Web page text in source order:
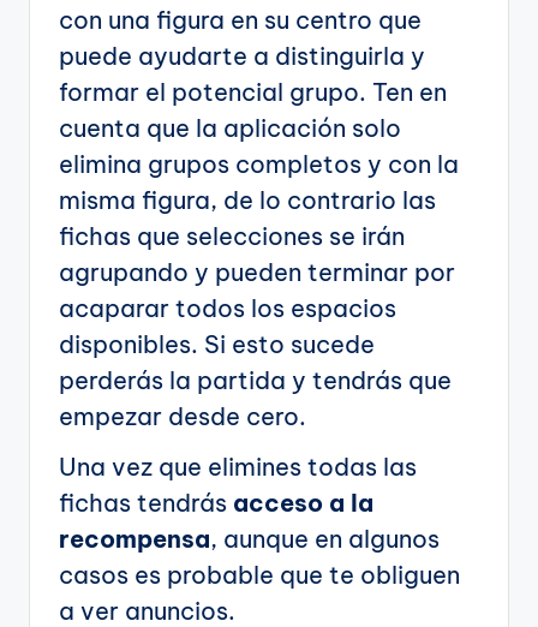
con una figura en su centro que
puede ayudarte a distinguirla y
formar el potencial grupo. Ten en
cuenta que la aplicación solo
elimina grupos completos y con la
misma figura, de lo contrario las
fichas que selecciones se irán
agrupando y pueden terminar por
acaparar todos los espacios
disponibles. Si esto sucede
perderás la partida y tendrás que
empezar desde cero.
Una vez que elimines todas las
fichas tendrás acceso a la
recompensa, aunque en algunos
casos es probable que te obliguen
a ver anuncios.